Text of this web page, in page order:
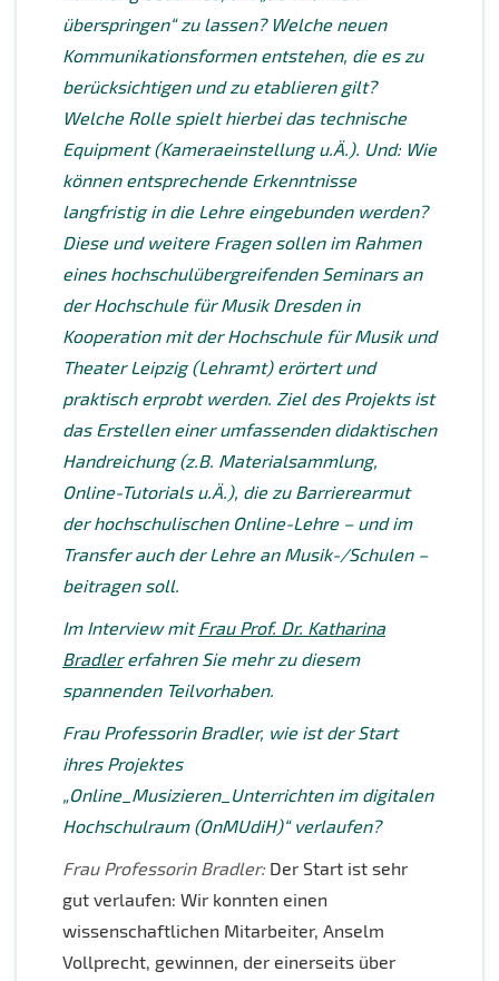
überspringen“ zu lassen? Welche neuen
Kommunikationsformen entstehen, die es zu
berücksichtigen und zu etablieren gilt?
Welche Rolle spielt hierbei das technische
Equipment (Kameraeinstellung u.Ä.). Und: Wie
können entsprechende Erkenntnisse
langfristig in die Lehre eingebunden werden?
Diese und weitere Fragen sollen im Rahmen
eines hochschulübergreifenden Seminars an
der Hochschule für Musik Dresden in
Kooperation mit der Hochschule für Musik und
Theater Leipzig (Lehramt) erörtert und
praktisch erprobt werden. Ziel des Projekts ist
das Erstellen einer umfassenden didaktischen
Handreichung (z.B. Materialsammlung,
Online-Tutorials u.Ä.), die zu Barrierearmut
der hochschulischen Online-Lehre – und im
Transfer auch der Lehre an Musik-/Schulen –
beitragen soll.
Im Interview mitFrau Prof. Dr. Katharina
Bradlererfahren Sie mehr zu diesem
spannenden Teilvorhaben.
Frau Professorin Bradler, wie ist der Start
ihres Projektes
„Online_Musizieren_Unterrichten im digitalen
Hochschulraum (OnMUdiH)“ verlaufen?
Frau Professorin Bradler: Der Start ist sehr
gut verlaufen: Wir konnten einen
wissenschaftlichen Mitarbeiter, Anselm
Vollprecht, gewinnen, der einerseits über